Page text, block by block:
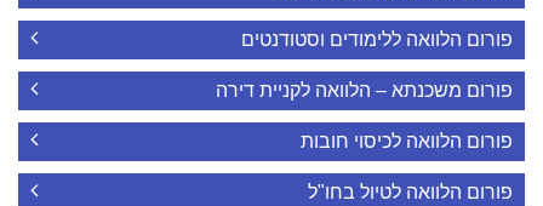
פורום הלוואה ללימודים וסטודנטים
פורום משכנתא – הלוואה לקניית דירה
פורום הלוואה לכיסוי חובות
פורום הלוואה לטיול בחו"ל